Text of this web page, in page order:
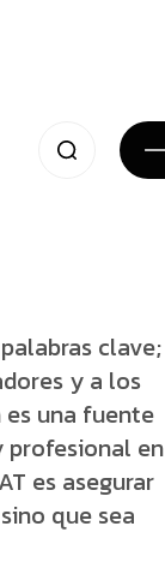
clave;
y a los
una fuente
profesional en
es asegurar
que sea